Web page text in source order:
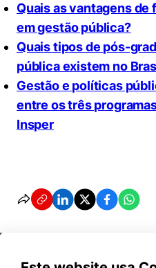
Quais as vantagens
em gestão pública?
Quais tipos de pós-
pública existem no
Gestão e políticas
entre os três
Insper